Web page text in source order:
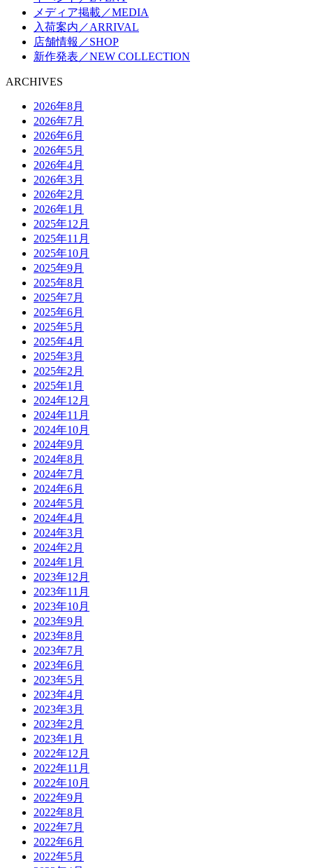
メディア掲載／MEDIA
入荷案内／ARRIVAL
店舗情報／SHOP
新作発表／NEW COLLECTION
ARCHIVES
2026年8月
2026年7月
2026年6月
2026年5月
2026年4月
2026年3月
2026年2月
2026年1月
2025年12月
2025年11月
2025年10月
2025年9月
2025年8月
2025年7月
2025年6月
2025年5月
2025年4月
2025年3月
2025年2月
2025年1月
2024年12月
2024年11月
2024年10月
2024年9月
2024年8月
2024年7月
2024年6月
2024年5月
2024年4月
2024年3月
2024年2月
2024年1月
2023年12月
2023年11月
2023年10月
2023年9月
2023年8月
2023年7月
2023年6月
2023年5月
2023年4月
2023年3月
2023年2月
2023年1月
2022年12月
2022年11月
2022年10月
2022年9月
2022年8月
2022年7月
2022年6月
2022年5月